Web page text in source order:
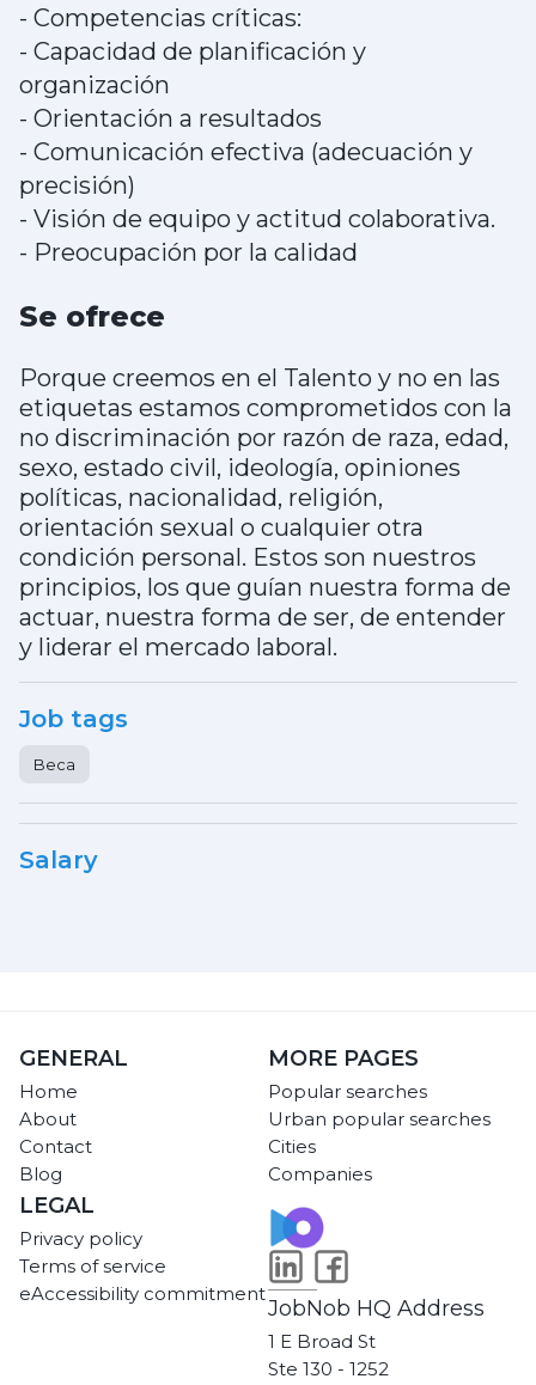
- Competencias críticas:
- Capacidad de planificación y
organización
- Orientación a resultados
- Comunicación efectiva (adecuación y
precisión)
- Visión de equipo y actitud colaborativa.
- Preocupación por la calidad
Se ofrece
Porque creemos en el Talento y no en las
etiquetas estamos comprometidos con la
no discriminación por razón de raza, edad,
sexo, estado civil, ideología, opiniones
políticas, nacionalidad, religión,
orientación sexual o cualquier otra
condición personal. Estos son nuestros
principios, los que guían nuestra forma de
actuar, nuestra forma de ser, de entender
y liderar el mercado laboral.
Job tags
Beca
Salary
GENERAL
Home
About
Contact
Blog
MORE PAGES
Popular searches
Urban popular searches
Cities
Companies
LEGAL
Privacy policy
Terms of service
eAccessibility commitment
JobNob HQ Address
1 E Broad St
Ste 130 - 1252